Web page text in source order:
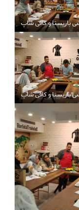
باریستا و کافی شاپ
باریستا و کافی شاپ